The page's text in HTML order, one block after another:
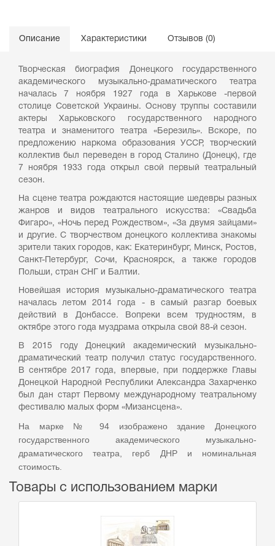
Описание Характеристики Отзывов (0)
Творческая биография Донецкого государственного
академического музыкально-драматического театра
началась 7 ноября 1927 года в Харькове -первой
столице Советской Украины. Основу труппы составили
актеры Харьковского государственного народного
театра и знаменитого театра «Березиль». Вскоре, по
предложению наркома образования УССР, творческий
коллектив был переведен в город Сталино (Донецк), где
7 ноября 1933 года открыл свой первый театральный
сезон.
На сцене театра рождаются настоящие шедевры разных
жанров и видов театрального искусства: «Свадьба
Фигаро», «Ночь перед Рождеством», «За двумя зайцами»
и другие. С творчеством донецкого коллектива знакомы
зрители таких городов, как: Екатеринбург, Минск, Ростов,
Санкт-Петербург, Сочи, Красноярск, а также городов
Польши, стран СНГ и Балтии.
Новейшая история музыкально-драматического театра
началась летом 2014 года - в самый разгар боевых
действий в Донбассе. Вопреки всем трудностям, в
октябре этого года муздрама открыла свой 88-й сезон.
В 2015 году Донецкий академический музыкально-
драматический театр получил статус государственного.
В сентябре 2017 года, впервые, при поддержке Главы
Донецкой Народной Республики Александра Захарченко
был дан старт Первому международному театральному
фестивалю малых форм «Мизансцена».
На марке № 94 изображено здание Донецкого
государственного академического музыкально-
драматического театра, герб ДНР и номинальная
стоимость.
Товары с использованием марки